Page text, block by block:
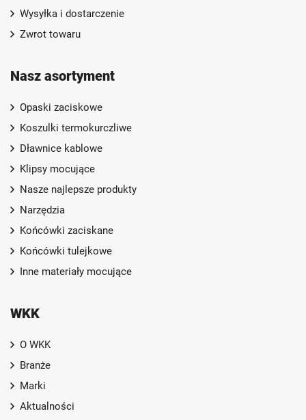
Wysyłka i dostarczenie
Zwrot towaru
Nasz asortyment
Opaski zaciskowe
Koszulki termokurczliwe
Dławnice kablowe
Klipsy mocujące
Nasze najlepsze produkty
Narzędzia
Końcówki zaciskane
Końcówki tulejkowe
Inne materiały mocujące
WKK
O WKK
Branże
Marki
Aktualności